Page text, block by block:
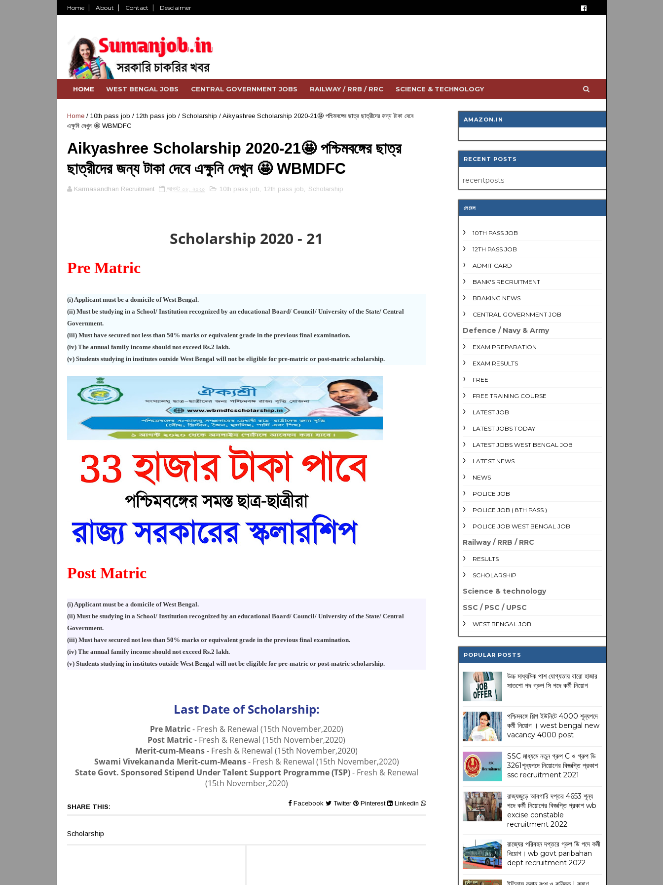
Home About Contact Desclaimer
HOME WEST BENGAL JOBS CENTRAL GOVERNMENT JOBS RAILWAY / RRB / RRC SCIENCE & TECHNOLOGY
Home/ 10th pass job / 12th pass job / Scholarship / Aikyashree Scholarship 2020-21🤩 পশ্চিমবঙ্গের ছাত্র ছাত্রীদের জন্য টাকা দেবে
এক্ষুনি দেখুন 🤩 WBMDFC
Aikyashree Scholarship 2020-21🤩 পশ্চিমবঙ্গের ছাত্র
ছাত্রীদের জন্য টাকা দেবে এক্ষুনি দেখুন 🤩 WBMDFC
Karmasandhan Recruitment আগস্ট ০৮, ২০২০ 10th pass job, 12th pass job, Scholarship
Scholarship 2020 - 21
Pre Matric
(i) Applicant must be a domicile of West Bengal.
(ii) Must be studying in a School/ Institution recognized by an educational Board/ Council/ University of the State/ Central
Government.
(iii) Must have secured not less than 50% marks or equivalent grade in the previous final examination.
(iv) The annual family income should not exceed Rs.2 lakh.
(v) Students studying in institutes outside West Bengal will not be eligible for pre-matric or post-matric scholarship.
Post Matric
(i) Applicant must be a domicile of West Bengal.
(ii) Must be studying in a School/ Institution recognized by an educational Board/ Council/ University of the State/ Central
Government.
(iii) Must have secured not less than 50% marks or equivalent grade in the previous final examination.
(iv) The annual family income should not exceed Rs.2 lakh.
(v) Students studying in institutes outside West Bengal will not be eligible for pre-matric or post-matric scholarship.
Last Date of Scholarship:
Pre Matric- Fresh & Renewal (15th November,2020)
Post Matric- Fresh & Renewal (15th November,2020)
Merit-cum-Means- Fresh & Renewal (15th November,2020)
Swami Vivekananda Merit-cum-Means- Fresh & Renewal (15th November,2020)
State Govt. Sponsored Stipend Under Talent Support Programme (TSP)- Fresh & Renewal
(15th November,2020)
SHARE THIS: Facebook Twitter Pinterest Linkedin
Scholarship
AMAZON.IN
RECENT POSTS
recentposts
লেবেল
10TH PASS JOB
12TH PASS JOB
ADMIT CARD
BANK'S RECRUITMENT
BRAKING NEWS
CENTRAL GOVERNMENT JOB
Defence / Navy & Army
EXAM PREPARATION
EXAM RESULTS
FREE
FREE TRAINING COURSE
LATEST JOB
LATEST JOBS TODAY
LATEST JOBS WEST BENGAL JOB
LATEST NEWS
NEWS
POLICE JOB
POLICE JOB ( 8TH PASS )
POLICE JOB WEST BENGAL JOB
Railway / RRB / RRC
RESULTS
SCHOLARSHIP
Science & technology
SSC / PSC / UPSC
WEST BENGAL JOB
POPULAR POSTS
উচ্চ মাধ্যমিক পাশ যোগ্যতায় বারো হাজার
সাতশো পদ গ্রুপ সি পদে কর্মী নিয়োগ
পশ্চিমবঙ্গে শিল্প ইউনিটে 4000 শূন্যপদে
কর্মী নিয়োগ । west bengal new
vacancy 4000 post
SSC মাধ্যমে নতুন গ্রুপ C ও গ্রুপ ডি
3261শূন্যপদে নিয়োগের বিজ্ঞপ্তি প্রকাশ
ssc recruitment 2021
রাজ্যজুড়ে আবগারি দপ্তর 4653 শূন্য
পদে কর্মী নিয়োগের বিজ্ঞপ্তি প্রকাশ wb
excise constable
recruitment 2022
রাজ্যের পরিবহন দপ্তরে গ্রুপ ডি পদে কর্মী
নিয়োগ। wb govt paribahan
dept recruitment 2022